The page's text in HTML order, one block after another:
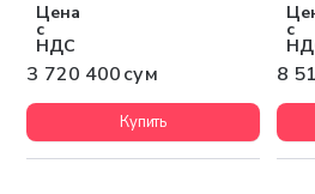
Цена
с
НДС
3 720 400 сум
Купить
с
8